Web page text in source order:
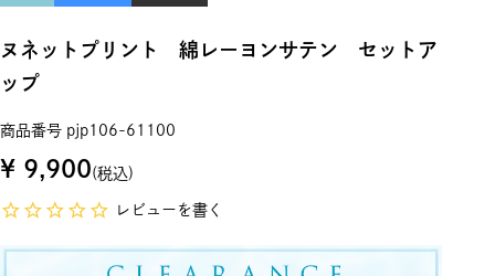
ヌネットプリント 綿レーヨンサテン セットア
ップ
商品番号 pjp106-61100
¥ 9,900 税込
レビューを書く